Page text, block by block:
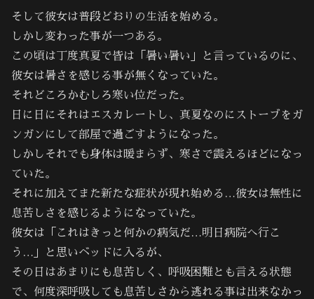
そして彼女は普段どおりの生活を始める。
しかし変わった事が一つある。
この頃は丁度真夏で皆は「暑い暑い」と言っているのに、
彼女は暑さを感じる事が無くなっていた。
それどころかむしろ寒い位だった。
日に日にそれはエスカレートし、真夏なのにストーブをガ
ンガンにして部屋で過ごすようになった。
しかしそれでも身体は暖まらず、寒さで震えるほどになっ
ていた。
それに加えてまた新たな症状が現れ始める…彼女は無性に
息苦しさを感じるようになっていた。
彼女は「これはきっと何かの病気だ…明日病院へ行こ
う…」と思いベッドに入るが、
その日はあまりにも息苦しく、呼吸困難とも言える状態
で、何度深呼吸しても息苦しさから逃れる事は出来なかっ